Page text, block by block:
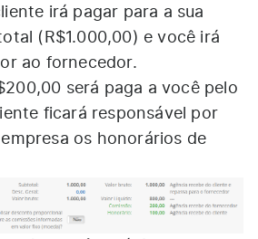
irá pagar para a sua
(R$1.000,00) e você irá
ao fornecedor.
será paga a você pelo
ficará responsável por
os honorários de